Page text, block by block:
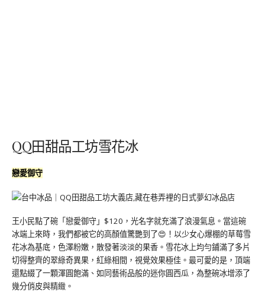
QQ田甜品工坊雪花冰
戀愛御守
王小民點了碗「戀愛御守」$120，光名字就充滿了浪漫氣息。當這碗
冰端上來時，我們都被它的高顏值驚艷到了😍！以少女心爆棚的草莓雪
花冰為基底，色澤粉嫩，散發著淡淡的果香。雪花冰上均勻鋪滿了多片
切得整齊的翠綠奇異果，紅綠相間，視覺效果極佳。最可愛的是，頂端
還點綴了一顆渾圓飽滿、如同藝術品般的迷你圓西瓜，為整碗冰增添了
幾分俏皮與精緻。